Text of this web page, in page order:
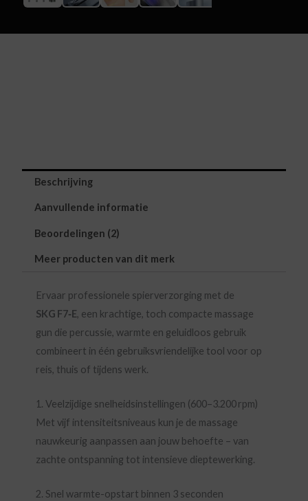
Beschrijving
Aanvullende informatie
Beoordelingen (2)
Meer producten van dit merk
Ervaar professionele spierverzorging met de
SKG F7‑E, een krachtige, toch compacte massage
gun die percussie, warmte en geluidloos gebruik
combineert in één gebruiksvriendelijke tool voor op
reis, thuis of tijdens werk.
1. Veelzijdige snelheidsinstellingen (600–3.200 rpm)
Met vijf intensiteitsniveaus kun je de massage
nauwkeurig aanpassen aan jouw behoefte – van
zachte ontspanning tot intensieve dieptewerking.
2. Snel warmte-opstart binnen 3 seconden